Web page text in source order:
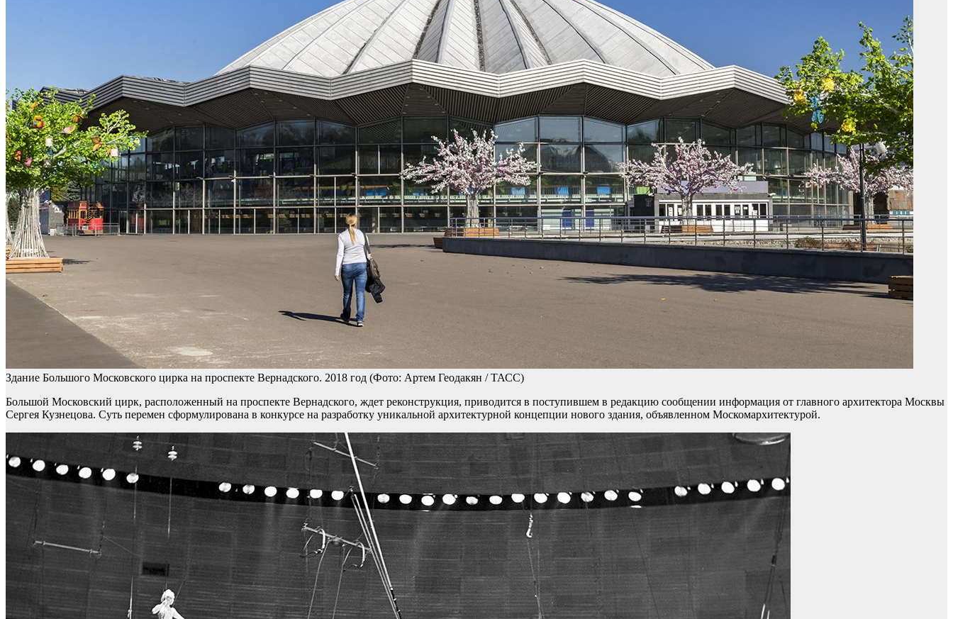
Здание Большого Московского цирка на проспекте Вернадского. 2018 год (Фото: Артем Геодакян / ТАСС)
Большой Московский цирк, расположенный на проспекте Вернадского, ждет реконструкция, приводится в поступившем в редакцию сообщении информация от главного архитектора Москвы
Сергея Кузнецова. Суть перемен сформулирована в конкурсе на разработку уникальной архитектурной концепции нового здания, объявленном Москомархитектурой.